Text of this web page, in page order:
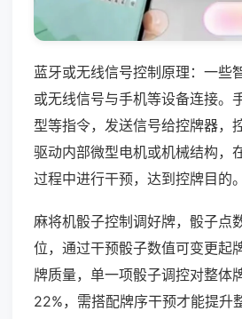
蓝牙或无线信号控制原理：一些
或无线信号与手机等设备连接。
型等指令，发送信号给控牌器，
驱动内部微型电机或机械结构，
过程中进行干预，达到控牌目的。
麻将机骰子控制调好牌，骰子点
位，通过干预骰子数值可变更起
牌质量，单一项骰子调控对整体
22%，需搭配牌序干预才能提升